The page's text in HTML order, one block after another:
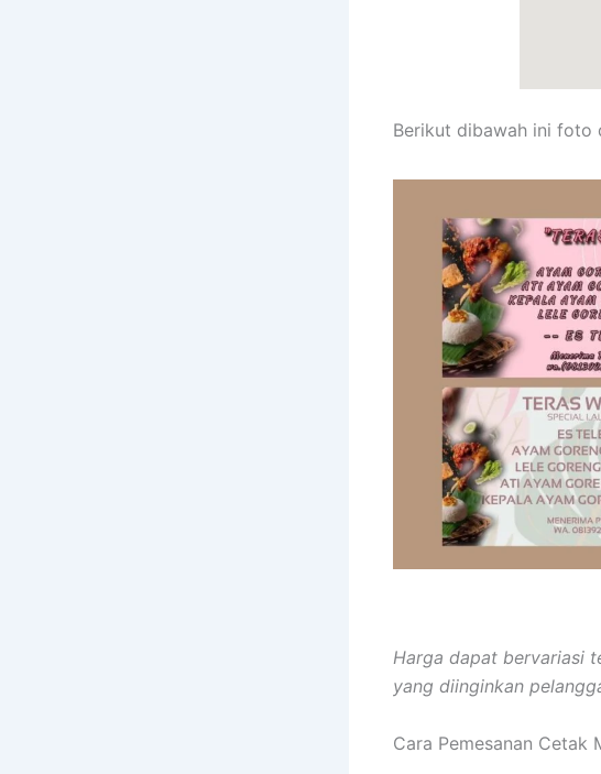
Berikut dibawah ini foto
Harga dapat bervariasi
yang diinginkan
Cara Pemesanan Cetak